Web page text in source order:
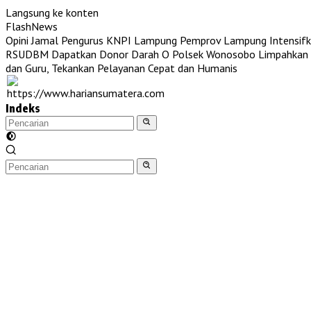
Langsung ke konten
FlashNews
Opini Jamal Pengurus KNPI Lampung Pemprov Lampung
RSUDBM Dapatkan Donor Darah O Polsek Wonosobo
dan Guru, Tekankan Pelayanan Cepat dan Humanis
Indeks